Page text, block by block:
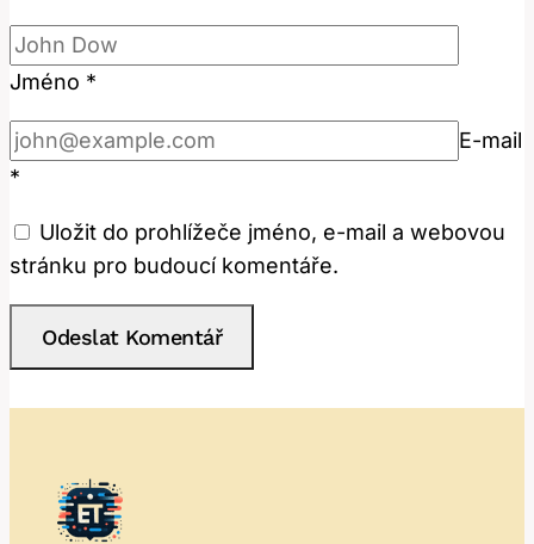
Jméno *
E-mail
*
Uložit do prohlížeče jméno, e-mail a webovou
stránku pro budoucí komentáře.